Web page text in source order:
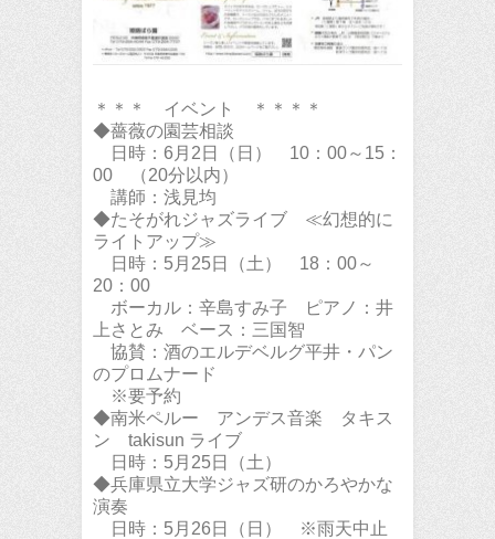
＊＊＊ イベント ＊＊＊＊
◆薔薇の園芸相談
日時：6月2日（日） 10：00～15：
00 （20分以内）
講師：浅見均
◆たそがれジャズライブ ≪幻想的に
ライトアップ≫
日時：5月25日（土） 18：00～
20：00
ボーカル：辛島すみ子 ピアノ：井
上さとみ ベース：三国智
協賛：酒のエルデベルグ平井・パン
のプロムナード
※要予約
◆南米ペルー アンデス音楽 タキス
ン takisun ライブ
日時：5月25日（土）
◆兵庫県立大学ジャズ研のかろやかな
演奏
日時：5月26日（日） ※雨天中止